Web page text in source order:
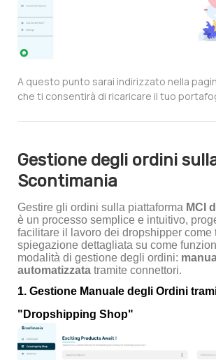
A questo punto sarai indirizzato nella
che ti consentirà di ricaricare il tuo
Gestione degli ordini
Scontimania
Gestire gli ordini sulla piattaforma MCI
è un processo semplice e intuitivo,
facilitare il lavoro dei dropshipper come
spiegazione dettagliata su come
modalità di gestione degli ordini:
automatizzata tramite connettori.
1. Gestione Manuale degli Ordini
"Dropshipping Shop"